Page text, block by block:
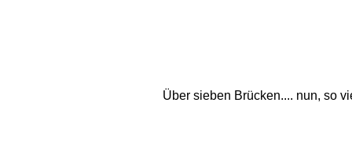
Über sieben Brücken.... nun, so